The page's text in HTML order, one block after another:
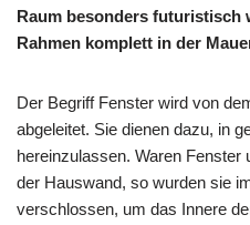
Raum besonders futuristisch
Rahmen komplett in der
Der Begriff Fenster wird von
abgeleitet. Sie dienen dazu, in
hereinzulassen. Waren Fenster
der Hauswand, so wurden sie
verschlossen, um das Innere